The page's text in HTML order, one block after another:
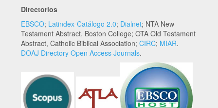
Directorios
EBSCO; Latindex-Catálogo 2.0; Dialnet; NTA New
Testament Abstract, Boston College; OTA Old Testament
Abstract, Catholic Biblical Association; CIRC; MIAR.
DOAJ Directory Open Access Journals.